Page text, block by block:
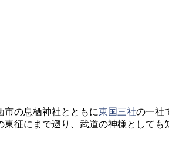
の息栖神社とともに東国三社の一社
征にまで遡り、武道の神様としても